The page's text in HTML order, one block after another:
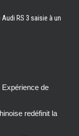
RS 3 saisie à un
Expérience de
redéfinit la